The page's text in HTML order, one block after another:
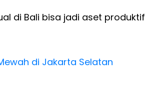
di Bali bisa jadi aset produktif
di Jakarta Selatan